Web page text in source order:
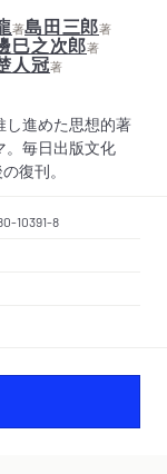
著島田三郎著
巳之次郎著
人冠著
し進めた思想的著
。毎日出版文化
復刊。
10391-8